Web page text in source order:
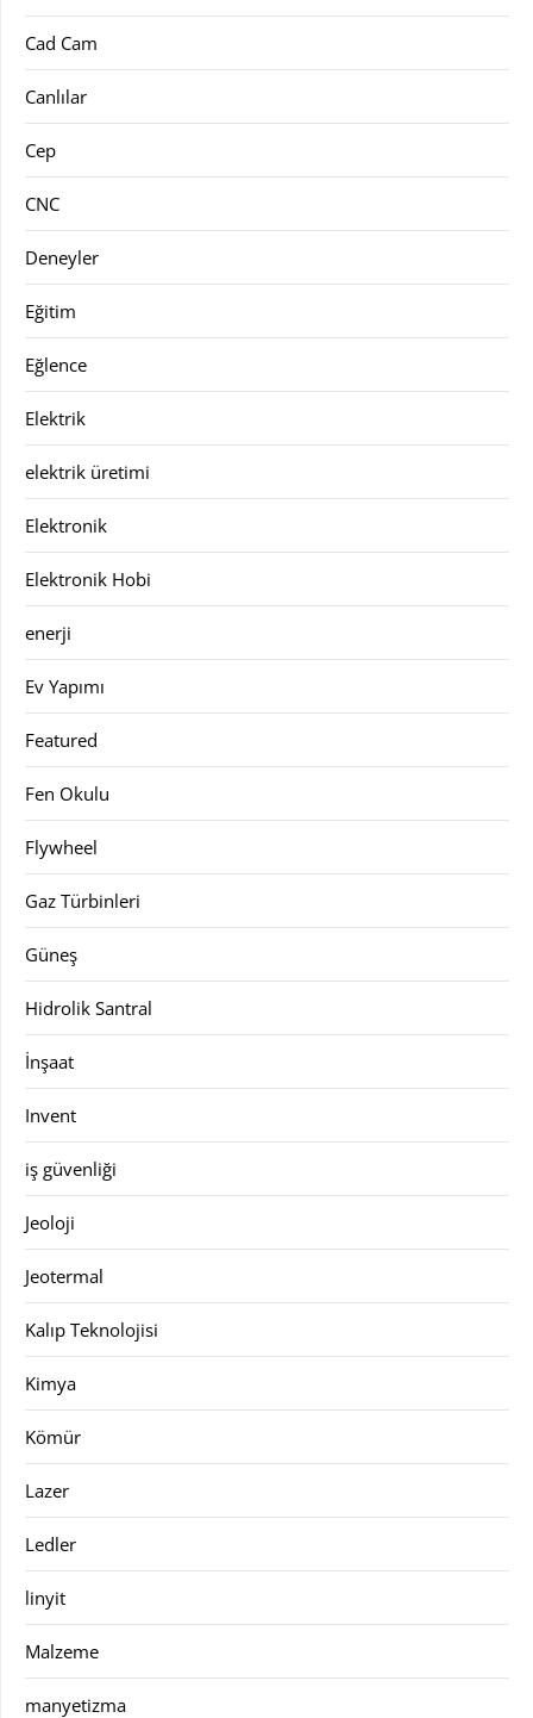
Cad Cam
Canlılar
Cep
CNC
Deneyler
Eğitim
Eğlence
Elektrik
elektrik üretimi
Elektronik
Elektronik Hobi
enerji
Ev Yapımı
Featured
Fen Okulu
Flywheel
Gaz Türbinleri
Güneş
Hidrolik Santral
İnşaat
Invent
iş güvenliği
Jeoloji
Jeotermal
Kalıp Teknolojisi
Kimya
Kömür
Lazer
Ledler
linyit
Malzeme
manyetizma